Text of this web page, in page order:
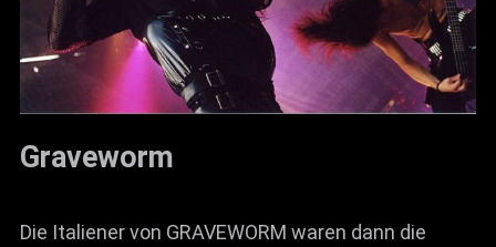
Graveworm
Die Italiener von GRAVEWORM waren dann die